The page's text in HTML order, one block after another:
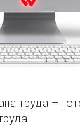
труда –